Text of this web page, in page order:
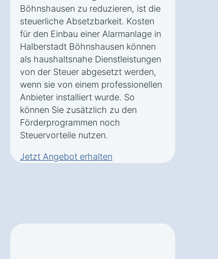
Böhnshausen zu reduzieren, ist die
steuerliche Absetzbarkeit. Kosten
für den Einbau einer Alarmanlage in
Halberstadt Böhnshausen können
als haushaltsnahe Dienstleistungen
von der Steuer abgesetzt werden,
wenn sie von einem professionellen
Anbieter installiert wurde. So
können Sie zusätzlich zu den
Förderprogrammen noch
Steuervorteile nutzen.
Jetzt Angebot erhalten